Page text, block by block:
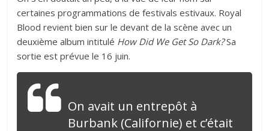
certaines programmations de festivals estivaux. Royal
Blood revient bien sur le devant de la scène avec un
deuxième album intitulé How Did We Get So Dark?Sa
sortie est prévue le 16 juin.
On avait un entrepôt à
Burbank (Californie) et c’était